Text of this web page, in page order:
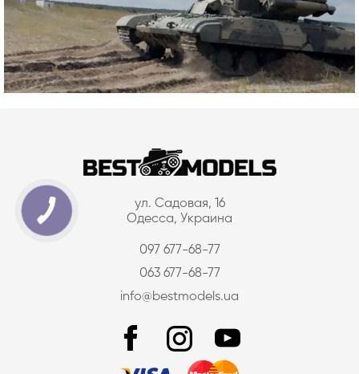
ул. Садовая, 16
Одесса, Украина
097 677-68-77
063 677-68-77
info@bestmodels.ua